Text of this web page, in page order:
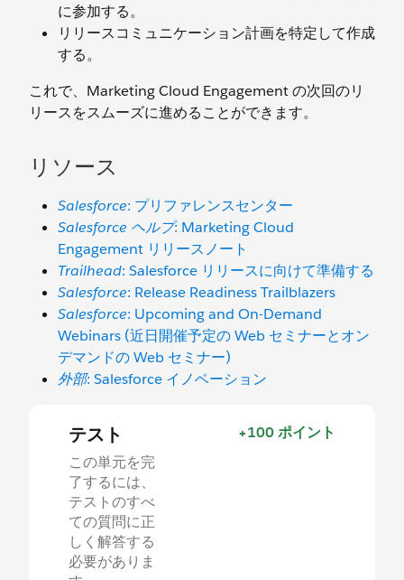
に参加する。
リリースコミュニケーション計画を特定して作成
する。
これで、Marketing Cloud Engagement の次回のリ
リースをスムーズに進めることができます。
リソース
Salesforce: プリファレンスセンター
Salesforce ヘルプ: Marketing Cloud
Engagement リリースノート
Trailhead: Salesforce リリースに向けて準備する
Salesforce: Release Readiness Trailblazers
Salesforce: Upcoming and On-Demand
Webinars (近日開催予定の Web セミナーとオン
デマンドの Web セミナー)
外部: Salesforce イノベーション